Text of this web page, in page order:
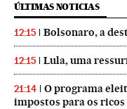
ÚLTIMAS NOTICIAS
12:15 Bolsonaro, a
12:15 Lula, uma
21:14
O programa
impostos para os